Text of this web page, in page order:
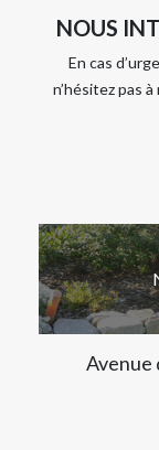
NOUS
En cas
n’hésitez pas
Avenue